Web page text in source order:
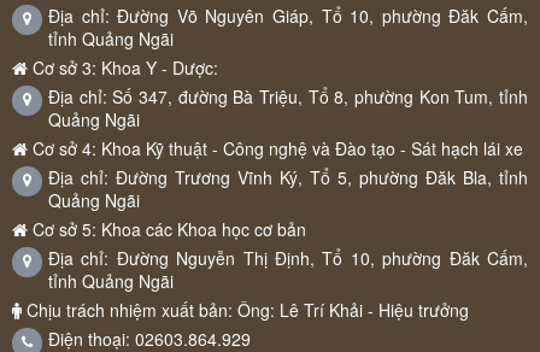
Địa chỉ: Đường Võ Nguyên Giáp, Tổ 10, phường Đăk Cấm,
tỉnh Quảng Ngãi
Cơ sở 3: Khoa Y - Dược:
Địa chỉ: Số 347, đường Bà Triệu, Tổ 8, phường Kon Tum, tỉnh
Quảng Ngãi
Cơ sở 4: Khoa Kỹ thuật - Công nghệ và Đào tạo - Sát hạch lái xe
Địa chỉ: Đường Trương Vĩnh Ký, Tổ 5, phường Đăk Bla, tỉnh
Quảng Ngãi
Cơ sở 5: Khoa các Khoa học cơ bản
Địa chỉ: Đường Nguyễn Thị Định, Tổ 10, phường Đăk Cấm,
tỉnh Quảng Ngãi
Chịu trách nhiệm xuất bản: Ông: Lê Trí Khải - Hiệu trưởng
Điện thoại: 02603.864.929